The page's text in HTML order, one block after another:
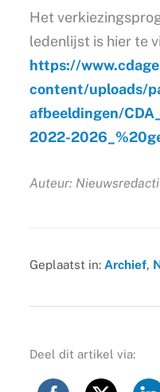
Het
ledenlijst is hier te
https://
content/uploads/
afbeeldingen/
2022-
Auteur:
Geplaatst in: Archief,
Deel dit artikel via: